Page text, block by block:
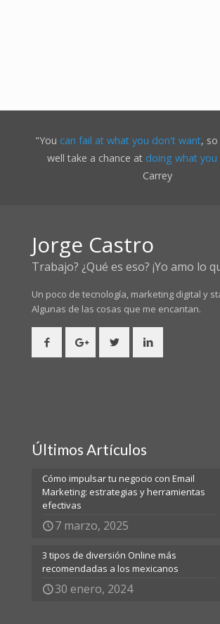
"You can fail at what you don't want, so
well take a chance at doing what you
Carrey
Jorge Castro
Trabajo? ¿Qué es eso? ¡Yo amo lo
Un poco de tecnología, marketing digital y
Algunas de las cosas que me encantan.
Últimos Artículos
Cómo impulsar tu negocio con Email
Marketing: estrategias y herramientas
efectivas
7 marzo, 2025
3 tipos de diversión Online más
recomendadas a los mexicanos
30 enero, 2024